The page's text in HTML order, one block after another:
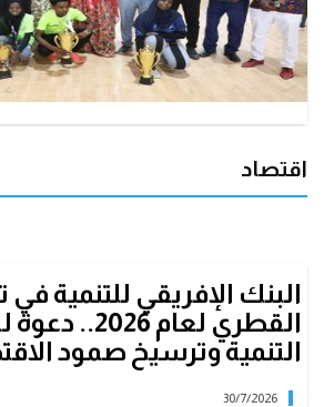
اقتصاد
البنك الإفريقي للتنمية في
القطري لعام
التنمية وترسيخ صمود
30/7/2026